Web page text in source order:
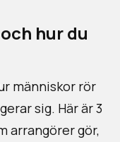
hur du
människor rör
sig. Här är 3
arrangörer gör,